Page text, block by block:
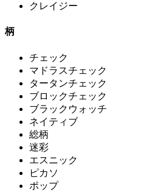
クレイジー
柄
チェック
マドラスチェック
タータンチェック
ブロックチェック
ブラックウォッチ
ネイティブ
総柄
迷彩
エスニック
ピカソ
ポップ